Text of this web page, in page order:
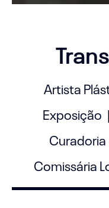
Artista
Exposição
Comissária